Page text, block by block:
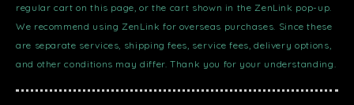
regular cart on this page, or the cart shown in the ZenLink pop-up.
We recommend using ZenLink for overseas purchases. Since these
are separate services, shipping fees, service fees, delivery options,
and other conditions may differ. Thank you for your understanding.